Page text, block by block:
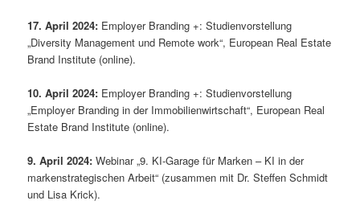
17. April 2024: Employer Branding +: Studienvorstellung
„Diversity Management und Remote work“, European Real Estate
Brand Institute (online).
10. April 2024: Employer Branding +: Studienvorstellung
„Employer Branding in der Immobilienwirtschaft“, European Real
Estate Brand Institute (online).
9. April 2024: Webinar „9. KI-Garage für Marken – KI in der
markenstrategischen Arbeit“ (zusammen mit Dr. Steffen Schmidt
und Lisa Krick).